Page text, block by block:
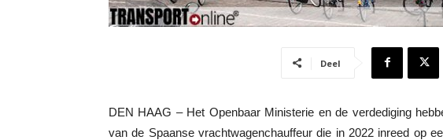
Deel
DEN HAAG – Het Openbaar Ministerie en de verdediging
van de Spaanse vrachtwagenchauffeur die in 2022 inreed op